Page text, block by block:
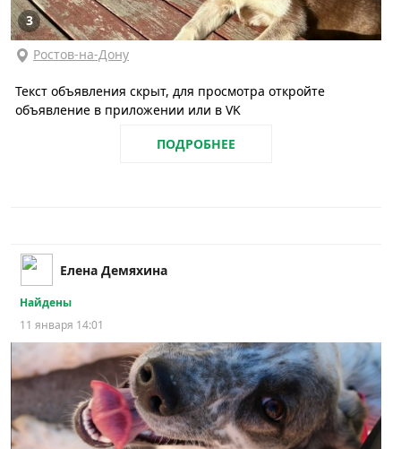
3
Ростов-на-Дону
Текст объявления скрыт, для просмотра откройте
объявление в приложении или в VK
ПОДРОБНЕЕ
Елена Демяхина
Найдены
11 января 14:01